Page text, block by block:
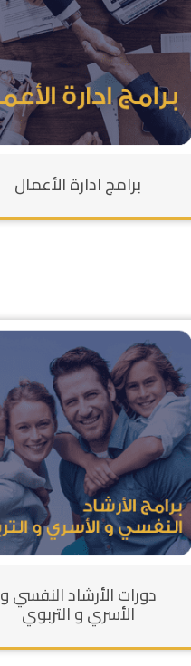
برامج ادارة الأعمال
دورات الأرشاد النفسي و
الأسري و التربوي